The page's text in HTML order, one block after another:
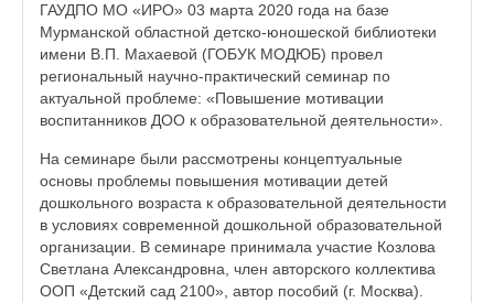
ГАУДПО МО «ИРО» 03 марта 2020 года на базе
Мурманской областной детско-юношеской библиотеки
имени В.П. Махаевой (ГОБУК МОДЮБ) провел
региональный научно-практический семинар по
актуальной проблеме: «Повышение мотивации
воспитанников ДОО к образовательной деятельности».
На семинаре были рассмотрены концептуальные
основы проблемы повышения мотивации детей
дошкольного возраста к образовательной деятельности
в условиях современной дошкольной образовательной
организации. В семинаре принимала участие Козлова
Светлана Александровна, член авторского коллектива
ООП «Детский сад 2100», автор пособий (г. Москва).